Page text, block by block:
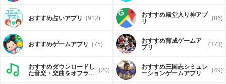
おすすめ占いアプリ (912) おすすめ殿堂入り神アプ
リ (86)
おすすめゲームアプリ (75) おすすめ育成ゲームア
プリ (373)
おすすめダウンロードし
た音楽・楽曲をオフライ (20) おすすめ三国志シミュレ
ーションゲームアプリ (49)